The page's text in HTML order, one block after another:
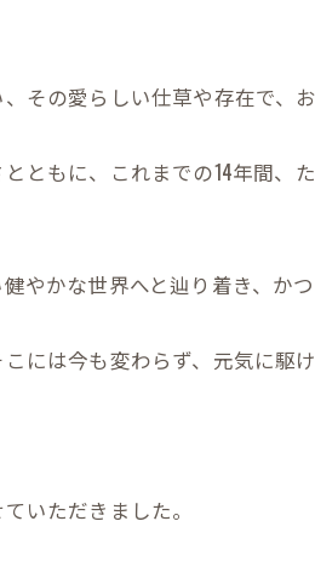
その愛らしい仕草や存在で、
ともに、これまでの14年間、
かな世界へと辿り着き、か
には今も変わらず、元気に駆
いただきました。